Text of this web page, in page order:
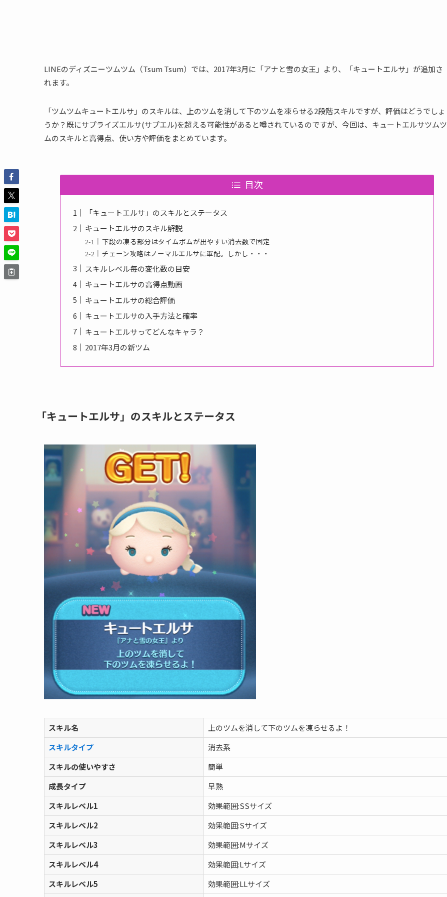
LINEのディズニーツムツム（Tsum Tsum）では、2017年3月に「アナと雪の女王」より、「キュートエルサ」が追加さ
れます。
「ツムツムキュートエルサ」のスキルは、上のツムを消して下のツムを凍らせる2段階スキルですが、評価はどうでしょ
うか？既にサプライズエルサ(サプエル)を超える可能性があると噂されているのですが、今回は、キュートエルサツムツ
ムのスキルと高得点、使い方や評価をまとめています。
目次
「キュートエルサ」のスキルとステータス
キュートエルサのスキル解説
下段の凍る部分はタイムボムが出やすい消去数で固定
チェーン攻略はノーマルエルサに軍配。しかし・・・
スキルレベル毎の変化数の目安
キュートエルサの高得点動画
キュートエルサの総合評価
キュートエルサの入手方法と確率
キュートエルサってどんなキャラ？
2017年3月の新ツム
「キュートエルサ」のスキルとステータス
スキル名
上のツムを消して下のツムを凍らせるよ！
スキルタイプ
消去系
スキルの使いやすさ
簡単
成長タイプ
早熟
スキルレベル1
効果範囲:SSサイズ
スキルレベル2
効果範囲:Sサイズ
スキルレベル3
効果範囲:Mサイズ
スキルレベル4
効果範囲:Lサイズ
スキルレベル5
効果範囲:LLサイズ